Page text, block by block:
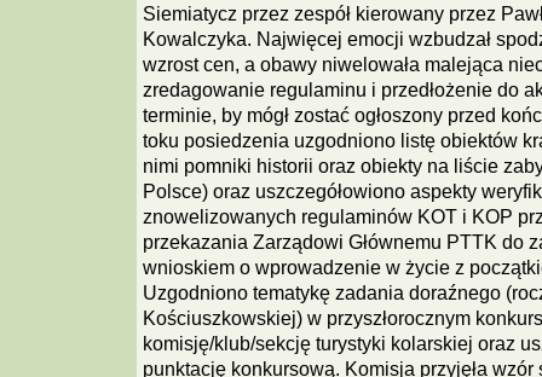
Siemiatycz przez zespół kierowany przez
Kowalczyka. Najwięcej emocji wzbudzał
wzrost cen, a obawy niwelowała malejąca
zredagowanie regulaminu i przedłożenie do
terminie, by mógł zostać ogłoszony przed
toku posiedzenia uzgodniono listę obiektów
nimi pomniki historii oraz obiekty na liście
Polsce) oraz uszczegółowiono aspekty
znowelizowanych regulaminów KOT i KOP
przekazania Zarządowi Głównemu PTTK do
wnioskiem o wprowadzenie w życie z
Uzgodniono tematykę zadania doraźnego
Kościuszkowskiej) w przyszłorocznym
komisję/klub/sekcję turystyki kolarskiej oraz
punktację konkursową. Komisja przyjęła